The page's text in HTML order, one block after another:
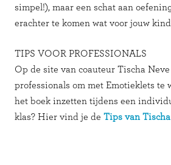
simpel!), maar een schat aan
erachter te komen wat voor jouw
TIPS VOOR PROFESSIONALS
Op de site van coauteur Tischa
professionals om met Emotieklets te
het boek inzetten tijdens een
klas? Hier vind je de Tips van